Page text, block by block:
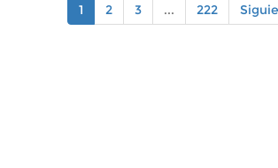
1 2 3 ... 222